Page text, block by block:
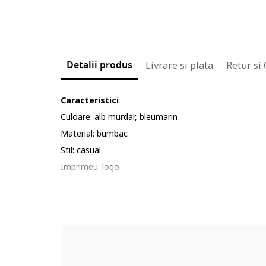
Detalii produs Livrare si plata Retur si
Caracteristici
Culoare: alb murdar, bleumarin
Material: bumbac
Stil: casual
Imprimeu: logo